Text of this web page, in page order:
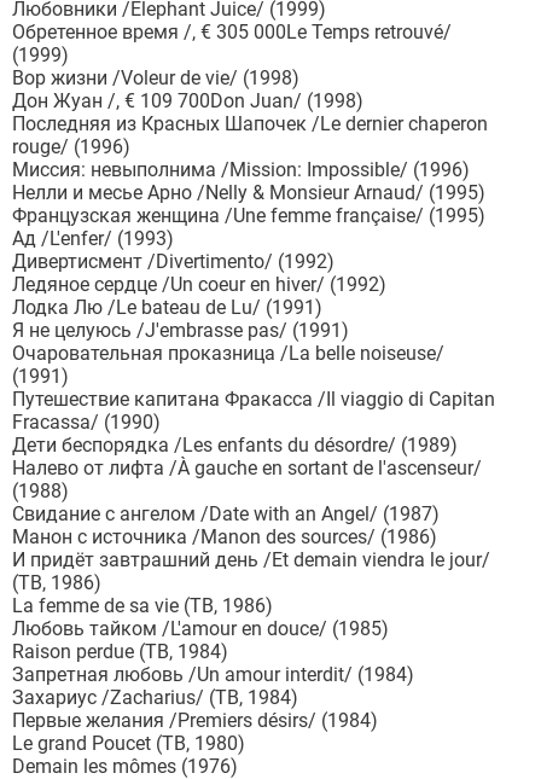
Любовники /Elephant Juice/ (1999)
Обретенное время /, € 305 000Le Temps retrouvé/
(1999)
Вор жизни /Voleur de vie/ (1998)
Дон Жуан /, € 109 700Don Juan/ (1998)
Последняя из Красных Шапочек /Le dernier chaperon
rouge/ (1996)
Миссия: невыполнима /Mission: Impossible/ (1996)
Нелли и месье Арно /Nelly & Monsieur Arnaud/ (1995)
Французская женщина /Une femme française/ (1995)
Ад /L'enfer/ (1993)
Дивертисмент /Divertimento/ (1992)
Ледяное сердце /Un coeur en hiver/ (1992)
Лодка Лю /Le bateau de Lu/ (1991)
Я не целуюсь /J'embrasse pas/ (1991)
Очаровательная проказница /La belle noiseuse/
(1991)
Путешествие капитана Фракасса /Il viaggio di Capitan
Fracassa/ (1990)
Дети беспорядка /Les enfants du désordre/ (1989)
Налево от лифта /À gauche en sortant de l'ascenseur/
(1988)
Свидание с ангелом /Date with an Angel/ (1987)
Манон с источника /Manon des sources/ (1986)
И придёт завтрашний день /Et demain viendra le jour/
(ТВ, 1986)
La femme de sa vie (ТВ, 1986)
Любовь тайком /L'amour en douce/ (1985)
Raison perdue (ТВ, 1984)
Запретная любовь /Un amour interdit/ (1984)
Захариус /Zacharius/ (ТВ, 1984)
Первые желания /Premiers désirs/ (1984)
Le grand Poucet (ТВ, 1980)
Demain les mômes (1976)